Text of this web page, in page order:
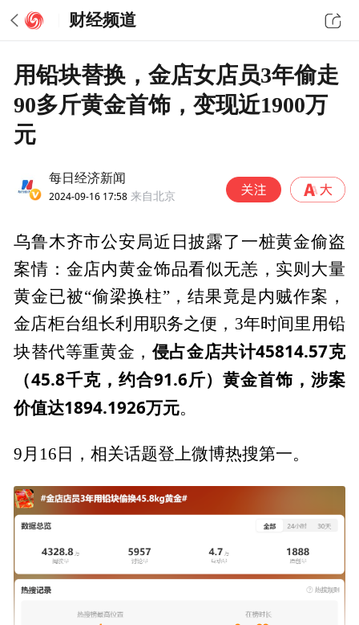
财经频道
用铅块替换，金店女店员3年偷走
90多斤黄金首饰，变现近1900万
元
每日经济新闻
2024-09-16 17:58 来自北京
乌鲁木齐市公安局近日披露了一桩黄金偷盗
案情：金店内黄金饰品看似无恙，实则大量
黄金已被“偷梁换柱”，结果竟是内贼作案，
金店柜台组长利用职务之便，3年时间里用铅
块替代等重黄金，侵占金店共计45814.57克
（45.8千克，约合91.6斤）黄金首饰，涉案
价值达1894.1926万元。
9月16日，相关话题登上微博热搜第一。